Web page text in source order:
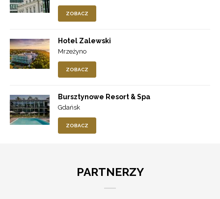
ZOBACZ
Hotel Zalewski
Mrzeżyno
ZOBACZ
Bursztynowe Resort & Spa
Gdańsk
ZOBACZ
PARTNERZY